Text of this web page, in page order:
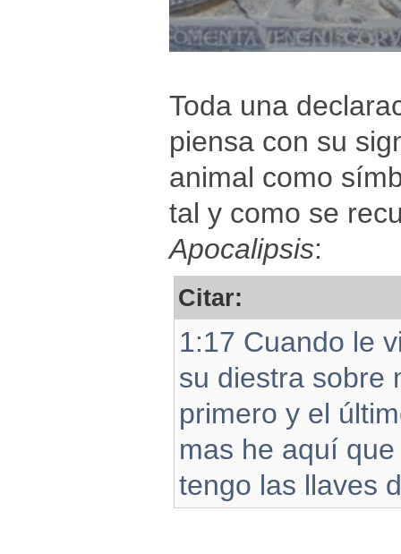
Toda una
piensa con su
animal como
tal y como se
Apocalipsis:
Citar:
1:17 Cuando le
su diestra sobre
primero y el
mas he aquí
tengo las llaves